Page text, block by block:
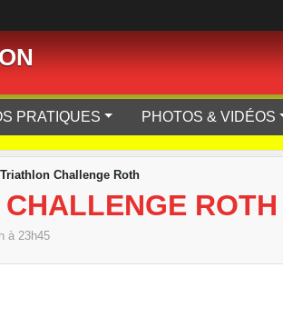
PRATIQUES PHOTOS & VIDÉOS
Triathlon Challenge Roth
ROTH
à 23h45